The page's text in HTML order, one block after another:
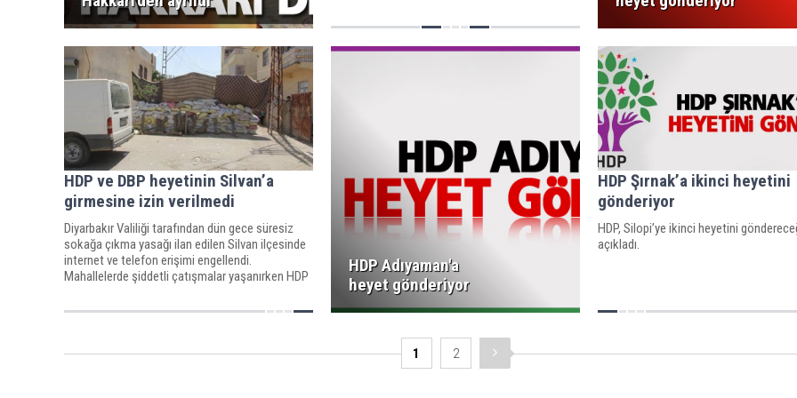
HDP ve DBP heyetinin Silvan’a
girmesine izin verilmedi
Diyarbakır Valiliği tarafından dün gece süresiz
sokağa çıkma yasağı ilan edilen Silvan ilçesinde
internet ve telefon erişimi engellendi.
Mahallelerde şiddetli çatışmalar yaşanırken HDP
HDP Adıyaman'a
heyet gönderiyor
HDP Şırnak’a ikinci heyetini
gönderiyor
HDP, Silopi’ye ikinci heyetini
açıkladı.
1 2